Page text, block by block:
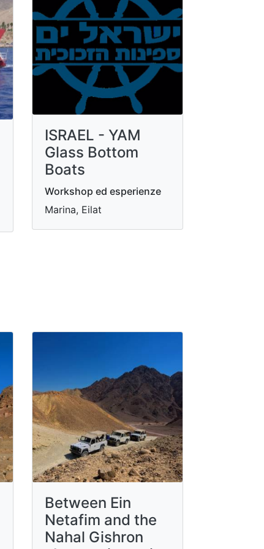
ISRAEL - YAM
Glass Bottom
Boats
Workshop ed esperienze
Marina, Eilat
Between Ein
Netafim and the
Nahal Gishron